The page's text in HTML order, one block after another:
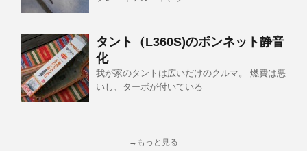
タント（L360S)のボンネット静音
化
我が家のタントは広いだけのクルマ。 燃費は悪
いし、ターボが付いている
→もっと見る